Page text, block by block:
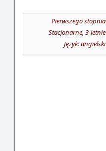
Pierwszego stopnia
Stacjonarne, 3-letnie
Język: angielski